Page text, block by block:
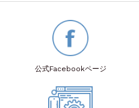
公式Facebookページ